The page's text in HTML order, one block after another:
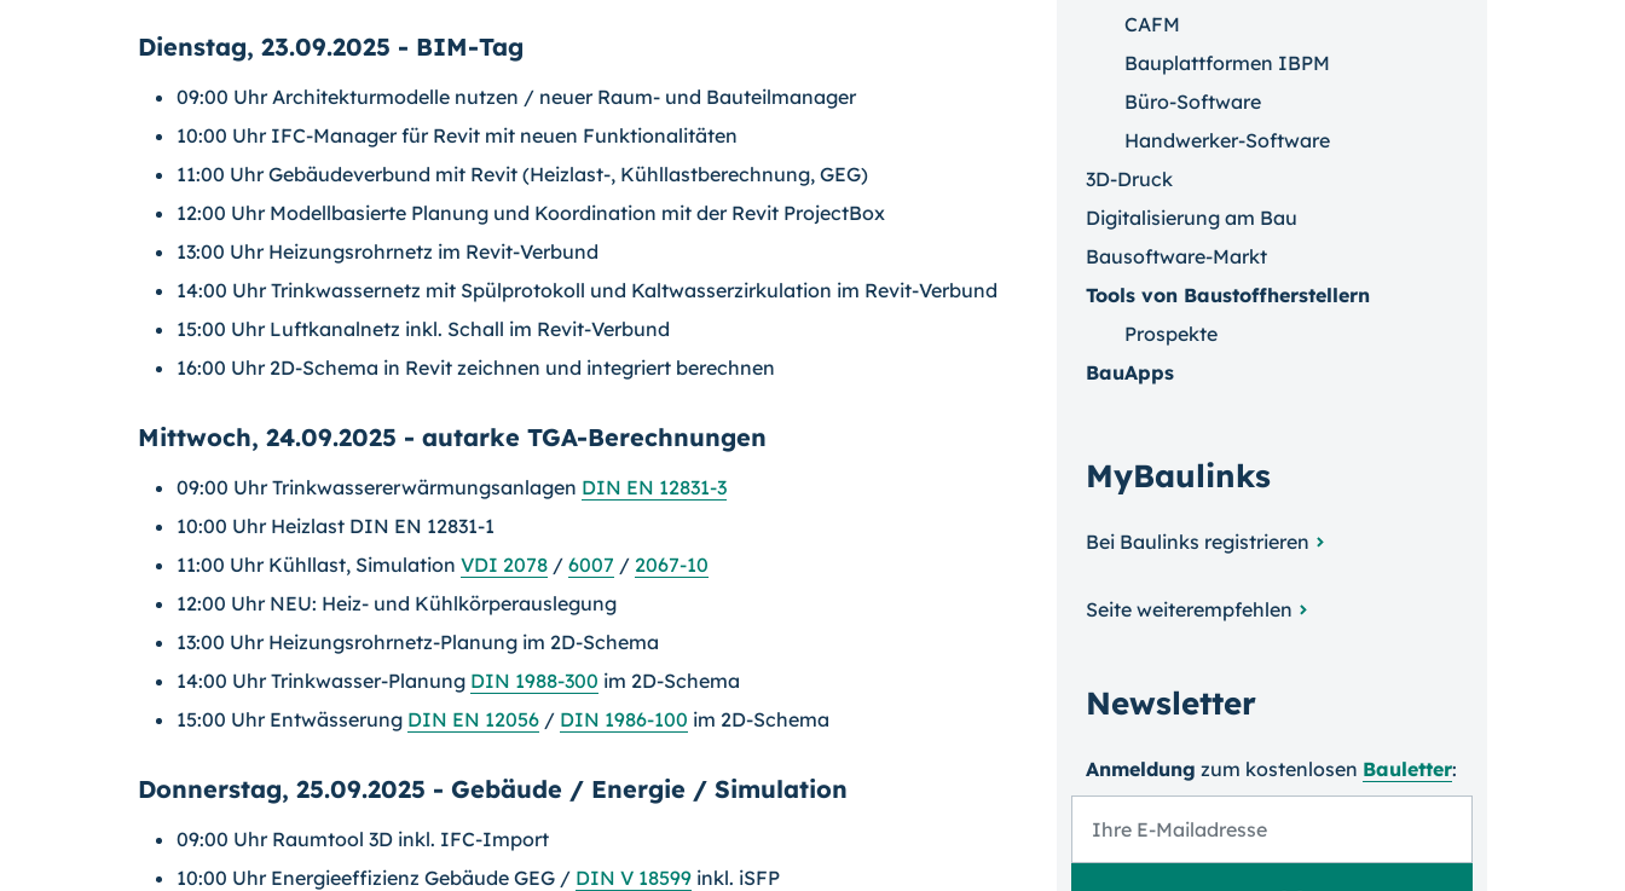
Dienstag, 23.09.2025 - BIM-Tag
09:00 Uhr Architekturmodelle nutzen / neuer Raum- und Bauteilmanager
10:00 Uhr IFC-Manager für Revit mit neuen Funktionalitäten
11:00 Uhr Gebäudeverbund mit Revit (Heizlast-, Kühllastberechnung, GEG)
12:00 Uhr Modellbasierte Planung und Koordination mit der Revit ProjectBox
13:00 Uhr Heizungsrohrnetz im Revit-Verbund
14:00 Uhr Trinkwassernetz mit Spülprotokoll und Kaltwasserzirkulation im Revit-Verbund
15:00 Uhr Luftkanalnetz inkl. Schall im Revit-Verbund
16:00 Uhr 2D-Schema in Revit zeichnen und integriert berechnen
Mittwoch, 24.09.2025 - autarke TGA-Berechnungen
09:00 Uhr Trinkwassererwärmungsanlagen DIN EN 12831-3
10:00 Uhr Heizlast DIN EN 12831-1
11:00 Uhr Kühllast, Simulation VDI 2078 / 6007 / 2067-10
12:00 Uhr NEU: Heiz- und Kühlkörperauslegung
13:00 Uhr Heizungsrohrnetz-Planung im 2D-Schema
14:00 Uhr Trinkwasser-Planung DIN 1988-300 im 2D-Schema
15:00 Uhr Entwässerung DIN EN 12056 / DIN 1986-100 im 2D-Schema
Donnerstag, 25.09.2025 - Gebäude / Energie / Simulation
09:00 Uhr Raumtool 3D inkl. IFC-Import
10:00 Uhr Energieeffizienz Gebäude GEG / DIN V 18599 inkl. iSFP
CAFM
Bauplattformen IBPM
Büro-Software
Handwerker-Software
3D-Druck
Digitalisierung am Bau
Bausoftware-Markt
Tools von Baustoffherstellern
Prospekte
BauApps
MyBaulinks
Bei Baulinks registrieren
Seite weiterempfehlen
Newsletter
Anmeldung zum kosten­losen Bauletter: